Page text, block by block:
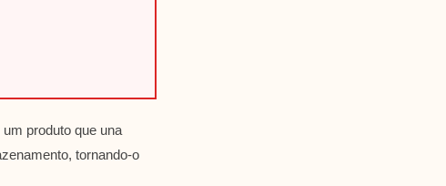
produto que una
tornando-o